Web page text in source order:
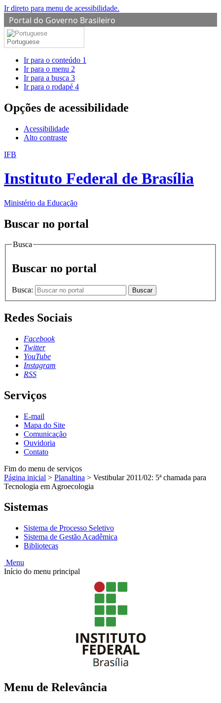
Ir direto para menu de acessibilidade.
Portal do Governo Brasileiro
Portuguese
Ir para o conteúdo 1
Ir para o menu 2
Ir para a busca 3
Ir para o rodapé 4
Opções de acessibilidade
Acessibilidade
Alto contraste
IFB
Instituto Federal de Brasília
Ministério da Educação
Buscar no portal
Busca
Buscar no portal
Busca: Buscar
Redes Sociais
Facebook
Twitter
YouTube
Instagram
RSS
Serviços
E-mail
Mapa do Site
Comunicação
Ouvidoria
Contato
Fim do menu de serviços
Página inicial > Planaltina > Vestibular 2011/02: 5ª chamada para
Tecnologia em Agroecologia
Sistemas
Sistema de Processo Seletivo
Sistema de Gestão Acadêmica
Bibliotecas
Menu
Início do menu principal
Menu de Relevância